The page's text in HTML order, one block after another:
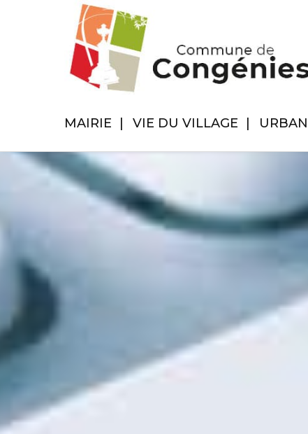
MAIRIE VIE DU VILLAGE